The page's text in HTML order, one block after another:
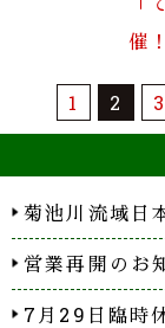
催！
1 2 3
菊池川流域日
営業再開のお
7月29日臨時